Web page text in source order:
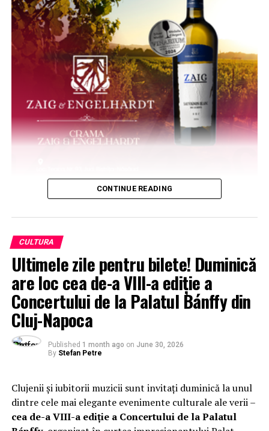
CONTINUE READING
CULTURA
Ultimele zile pentru bilete! Duminică
are loc cea de-a VIII-a ediție a
Concertului de la Palatul Bánffy din
Cluj-Napoca
Published 1 month ago on June 30, 2026
By Stefan Petre
Clujenii și iubitorii muzicii sunt invitați duminică la unul
dintre cele mai elegante evenimente culturale ale verii –
cea de-a VIII-a ediție a Concertului de la Palatul